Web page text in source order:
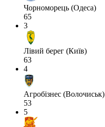
Чорноморець (Одеса)
65
3
Лівий берег (Київ)
63
4
Агробізнес (Волочиськ)
53
5